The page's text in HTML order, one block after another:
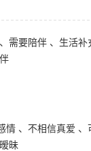
需要陪伴 、生活
情 、不相信真爱
昧